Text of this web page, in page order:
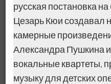
русская постановка
Цезарь Кюи создавал
камерные
Александра Пушкина
вокальные квартеты,
музыку для детских